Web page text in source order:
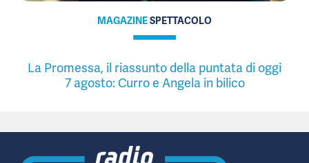
MAGAZINESPETTACOLO
La Promessa, il riassunto della puntata di oggi
7 agosto: Curro e Angela in bilico